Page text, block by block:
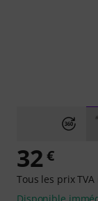
32 €
Tous les prix TVA